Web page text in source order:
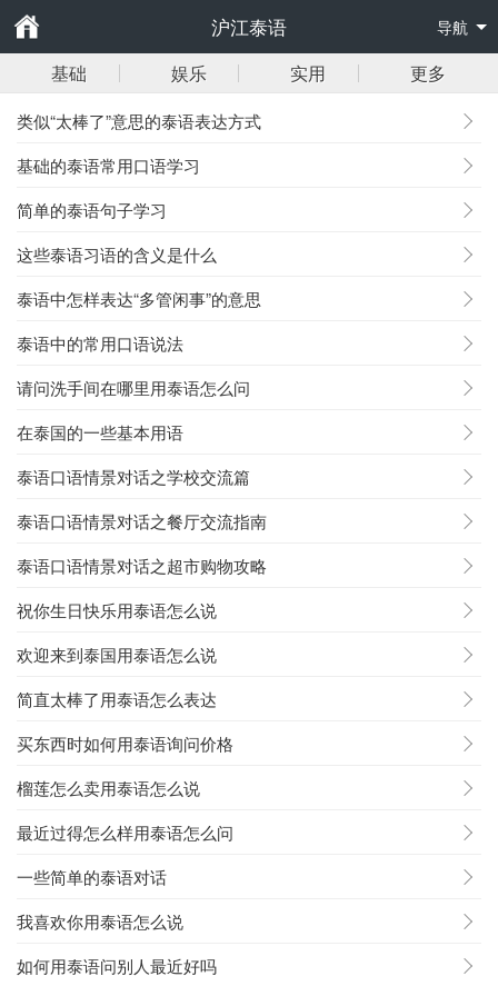
沪江泰语 导航
基础 娱乐 实用 更多
类似“太棒了”意思的泰语表达方式
基础的泰语常用口语学习
简单的泰语句子学习
这些泰语习语的含义是什么
泰语中怎样表达“多管闲事”的意思
泰语中的常用口语说法
请问洗手间在哪里用泰语怎么问
在泰国的一些基本用语
泰语口语情景对话之学校交流篇
泰语口语情景对话之餐厅交流指南
泰语口语情景对话之超市购物攻略
祝你生日快乐用泰语怎么说
欢迎来到泰国用泰语怎么说
简直太棒了用泰语怎么表达
买东西时如何用泰语询问价格
榴莲怎么卖用泰语怎么说
最近过得怎么样用泰语怎么问
一些简单的泰语对话
我喜欢你用泰语怎么说
如何用泰语问别人最近好吗